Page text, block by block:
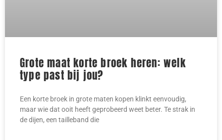
Grote maat korte broek heren: welk
type past bij jou?
Een korte broek in grote maten kopen klinkt eenvoudig,
maar wie dat ooit heeft geprobeerd weet beter. Te strak in
de dijen, een tailleband die